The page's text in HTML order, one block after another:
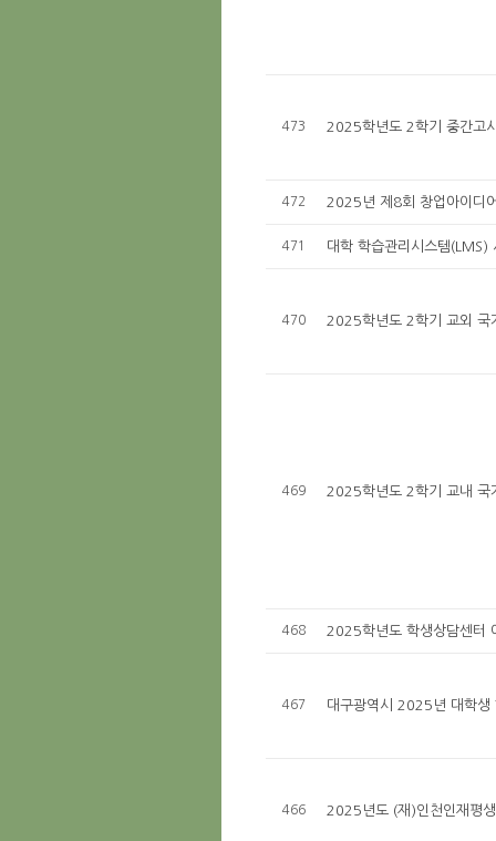
473 2025학년도 2학기 중간고
472 2025년 제8회 창업아이디
471 대학 학습관리시스템(LMS)
470 2025학년도 2학기 교외 국
469 2025학년도 2학기 교내 국
468 2025학년도 학생상담센터
467 대구광역시 2025년 대학생
466 2025년도 (재)인천인재평